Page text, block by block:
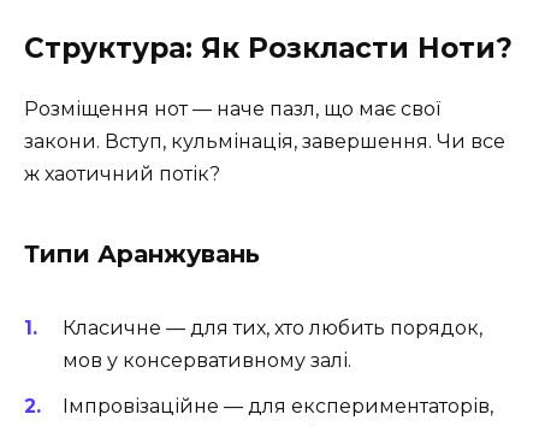
Структура: Як Розкласти Ноти?
Розміщення нот — наче пазл, що має свої
закони. Вступ, кульмінація, завершення. Чи все
ж хаотичний потік?
Типи Аранжувань
Класичне — для тих, хто любить порядок,
мов у консервативному залі.
Імпровізаційне — для експериментаторів,